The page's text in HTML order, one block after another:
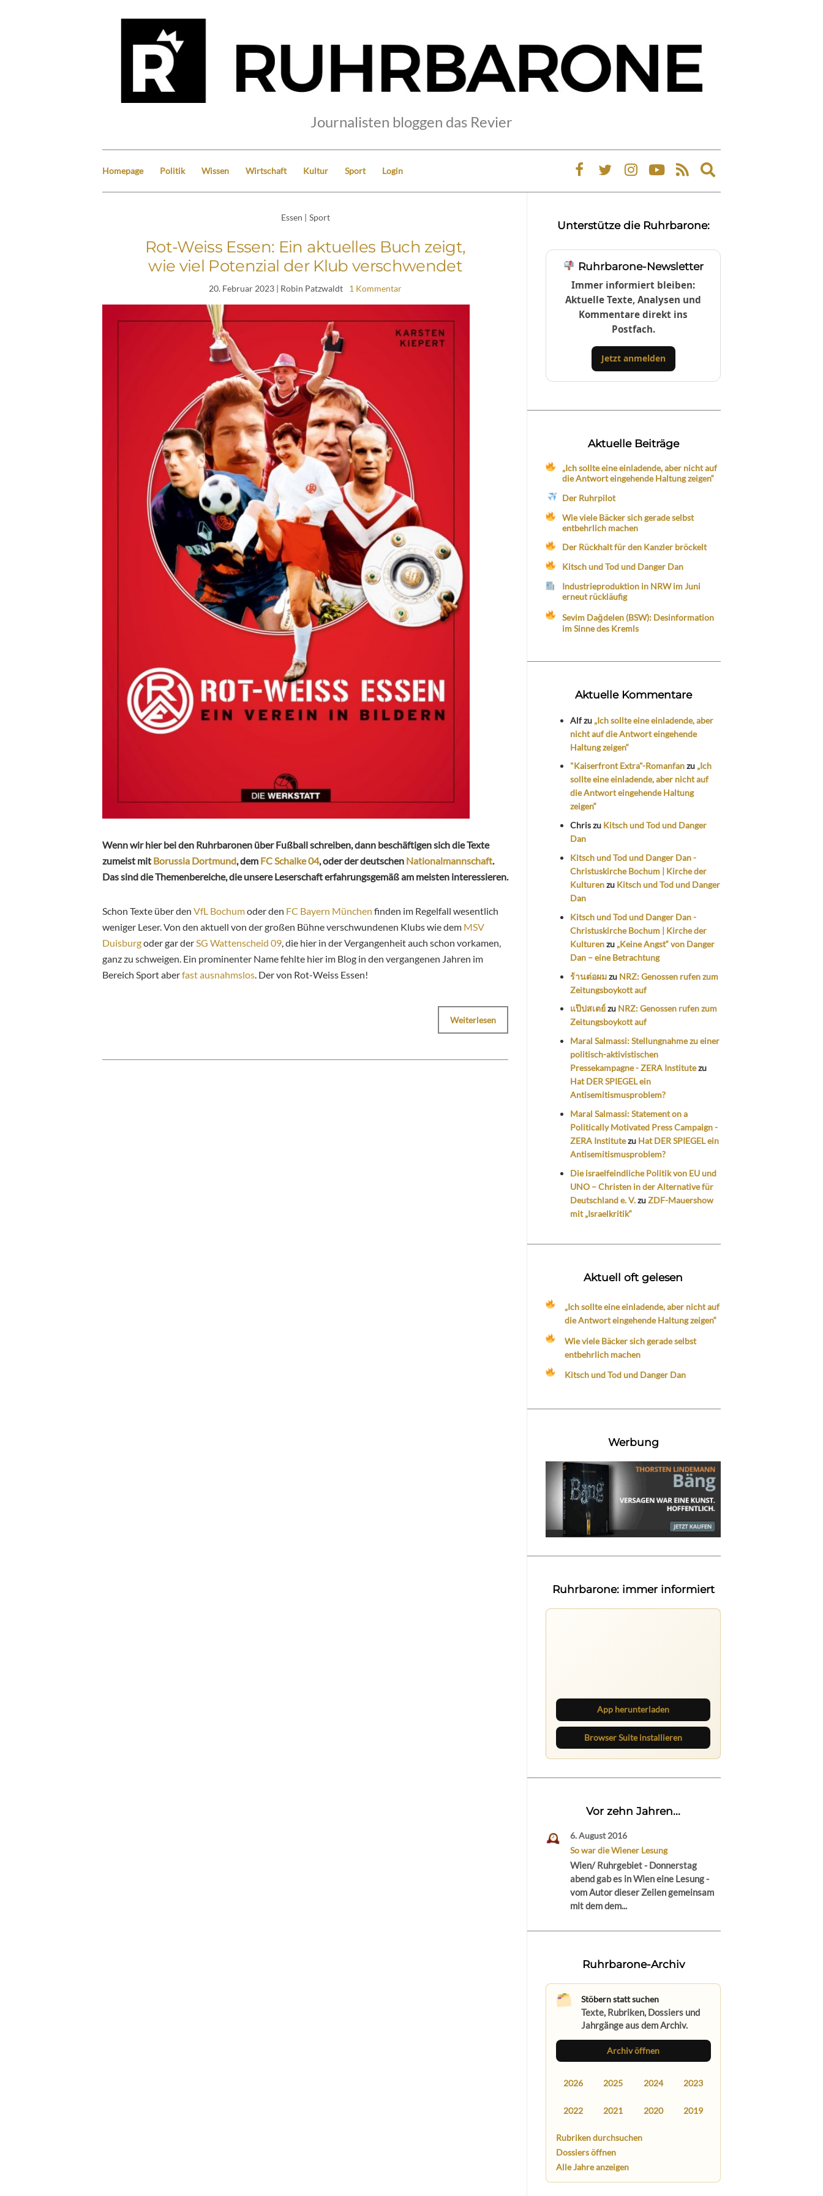
Journalisten bloggen das Revier
Homepage Politik Wissen Wirtschaft Kultur Sport Login
Expand
search
Essen | Sport
Rot-Weiss Essen: Ein aktuelles Buch zeigt,
wie viel Potenzial der Klub verschwendet
20. Februar 2023 | Robin Patzwaldt 1 Kommentar
Wenn wir hier bei den Ruhrbaronen über Fußball schreiben, dann beschäftigen sich die Texte
zumeist mit Borussia Dortmund, dem FC Schalke 04, oder der deutschen Nationalmannschaft.
Das sind die Themenbereiche, die unsere Leserschaft erfahrungsgemäß am meisten interessieren.
Schon Texte über den VfL Bochumoder den FC Bayern München finden im Regelfall wesentlich
weniger Leser. Von den aktuell von der großen Bühne verschwundenen Klubs wie dem MSV
Duisburgoder gar derSG Wattenscheid 09, die hier in der Vergangenheit auch schon vorkamen,
ganz zu schweigen. Ein prominenter Name fehlte hier im Blog in den vergangenen Jahren im
Bereich Sport aberfast ausnahmslos. Der von Rot-Weiss Essen!
Weiterlesen
Unterstütze die Ruhrbarone:
Ruhrbarone-Newsletter
Immer informiert bleiben:
Aktuelle Texte, Analysen und
Kommentare direkt ins
Postfach.
Jetzt anmelden
Aktuelle Beiträge
„Ich sollte eine einladende, aber nicht auf
die Antwort eingehende Haltung zeigen“
Der Ruhrpilot
Wie viele Bäcker sich gerade selbst
entbehrlich machen
Der Rückhalt für den Kanzler bröckelt
Kitsch und Tod und Danger Dan
Industrieproduktion in NRW im Juni
erneut rückläufig
Sevim Dağdelen (BSW): Desinformation
im Sinne des Kremls
Aktuelle Kommentare
Alfzu „Ich sollte eine einladende, aber
nicht auf die Antwort eingehende
Haltung zeigen“
"Kaiserfront Extra"-Romanfanzu „Ich
sollte eine einladende, aber nicht auf
die Antwort eingehende Haltung
zeigen“
Chriszu Kitsch und Tod und Danger
Dan
Kitsch und Tod und Danger Dan -
Christuskirche Bochum | Kirche der
Kulturenzu Kitsch und Tod und Danger
Dan
Kitsch und Tod und Danger Dan -
Christuskirche Bochum | Kirche der
Kulturenzu „Keine Angst“ von Danger
Dan – eine Betrachtung
ร้านต่อผมzu NRZ: Genossen rufen zum
Zeitungsboykott auf
แป๊ปสเตย์zu NRZ: Genossen rufen zum
Zeitungsboykott auf
Maral Salmassi: Stellungnahme zu einer
politisch-aktivistischen
Pressekampagne - ZERA Institutezu
Hat DER SPIEGEL ein
Antisemitismusproblem?
Maral Salmassi: Statement on a
Politically Motivated Press Campaign -
ZERA Institutezu Hat DER SPIEGEL ein
Antisemitismusproblem?
Die israelfeindliche Politik von EU und
UNO – Christen in der Alternative für
Deutschland e. V.zuZDF-Mauershow
mit „Israelkritik“
Aktuell oft gelesen
„Ich sollte eine einladende, aber nicht auf
die Antwort eingehende Haltung zeigen“
Wie viele Bäcker sich gerade selbst
entbehrlich machen
Kitsch und Tod und Danger Dan
Werbung
Ruhrbarone: immer informiert
App herunterladen
Browser Suite installieren
Vor zehn Jahren...
6. August 2016
So war die Wiener Lesung
Wien/ Ruhrgebiet - Donnerstag
abend gab es in Wien eine Lesung -
vom Autor dieser Zeilen gemeinsam
mit dem dem...
Ruhrbarone-Archiv
Stöbern statt suchen
Texte, Rubriken, Dossiers und
Jahrgänge aus dem Archiv.
Archiv öffnen
2026 2025 2024 2023
2022 2021 2020 2019
Rubriken durchsuchen
Dossiers öffnen
Alle Jahre anzeigen